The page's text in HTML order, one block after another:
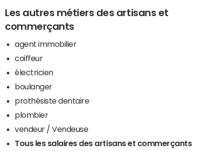
Les autres métiers des artisans et
commerçants
agent immobilier
coiffeur
électricien
boulanger
prothésiste dentaire
plombier
vendeur / Vendeuse
Tous les salaires des artisans et commerçants